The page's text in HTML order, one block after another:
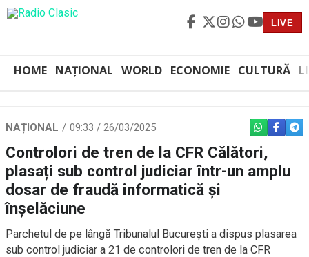
LIVE
HOME NAȚIONAL WORLD ECONOMIE CULTURĂ
NAȚIONAL 09:33 / 26/03/2025 WHATSAPP
Controlori de tren de la CFR Călători,
plasați sub control judiciar într-un amplu
dosar de fraudă informatică și
înșelăciune
Parchetul de pe lângă Tribunalul București a dispus plasarea
sub control judiciar a 21 de controlori de tren de la CFR